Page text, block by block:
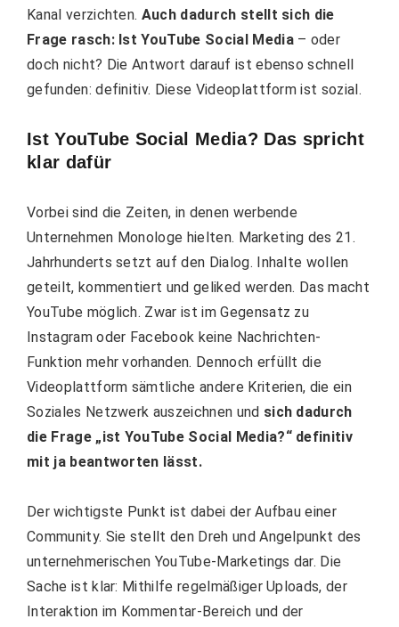
Kanal verzichten. Auch dadurch stellt sich die
Frage rasch: Ist YouTube Social Media– oder
doch nicht? Die Antwort darauf ist ebenso schnell
gefunden: definitiv. Diese Videoplattform ist sozial.
Ist YouTube Social Media? Das spricht
klar dafür
Vorbei sind die Zeiten, in denen werbende
Unternehmen Monologe hielten. Marketing des 21.
Jahrhunderts setzt auf den Dialog. Inhalte wollen
geteilt, kommentiert und geliked werden. Das macht
YouTube möglich. Zwar ist im Gegensatz zu
Instagram oder Facebook keine Nachrichten-
Funktion mehr vorhanden. Dennoch erfüllt die
Videoplattform sämtliche andere Kriterien, die ein
Soziales Netzwerk auszeichnen und sich dadurch
die Frage „ist YouTube Social Media?“ definitiv
mit ja beantworten lässt.
Der wichtigste Punkt ist dabei der Aufbau einer
Community. Sie stellt den Dreh und Angelpunkt des
unternehmerischen YouTube-Marketings dar. Die
Sache ist klar: Mithilfe regelmäßiger Uploads, der
Interaktion im Kommentar-Bereich und der